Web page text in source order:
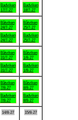
Badviken
17/7-27
Badviken
18/7-27
Båtviken
24/7-27
Badviken
24/7-27
Båtviken
25/7-27
Badviken
25/7-27
Båtviken
31/7-27
Badviken
31/7-27
Båtviken
1/8-27
Badviken
1/8-27
Båtviken
7/8-27
Badviken
7/8-27
Båtviken
8/8-27
Badviken
8/8-27
14/8-27 15/8-27